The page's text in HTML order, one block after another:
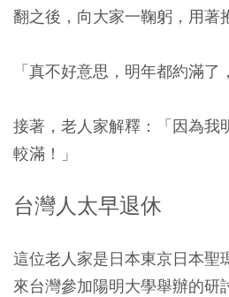
翻之後，向大家一鞠躬，用著
「真不好意思，明年都約滿了
接著，老人家解釋：「因為我
較滿！」
台灣人太早退休
這位老人家是日本東京日本聖
來台灣參加陽明大學舉辦的研